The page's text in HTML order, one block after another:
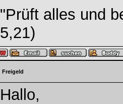
"Prüft alles und
5,21)
Freigeld
Hallo,